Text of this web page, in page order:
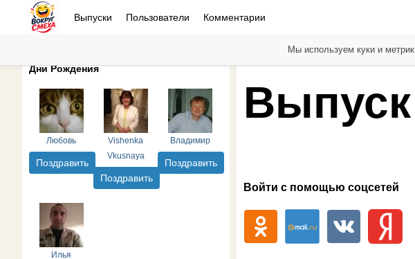
Выпуски Пользователи Комментарии
Дни Рождения
Любовь
Поздравить
Vishenka
Vkusnaya
Поздравить
Владимир
Поздравить
Илья
Войти с помощью соцсетей
Мы используем куки и